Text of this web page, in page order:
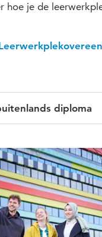
hoe je de
diploma
met:
NT2 II
Taal, niveau II).
als Vreemde
EDUP of CNaVT-